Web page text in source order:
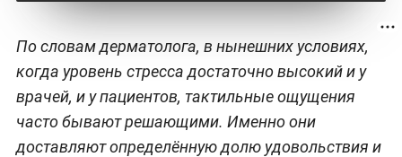
По словам дерматолога, в нынешних условиях,
когда уровень стресса достаточно высокий и у
врачей, и у пациентов, тактильные ощущения
часто бывают решающими. Именно они
доставляют определённую долю удовольствия и